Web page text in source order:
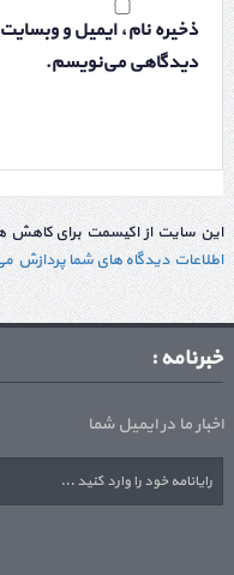
ذخیره نام، ایمیل و
دیدگاهی می‌نویسم.
این سایت از اکیسمت برای کاهش
اطلاعات دیدگاه های شما پردازش
خبرنامه :
اخبار ما در ایمیل شما